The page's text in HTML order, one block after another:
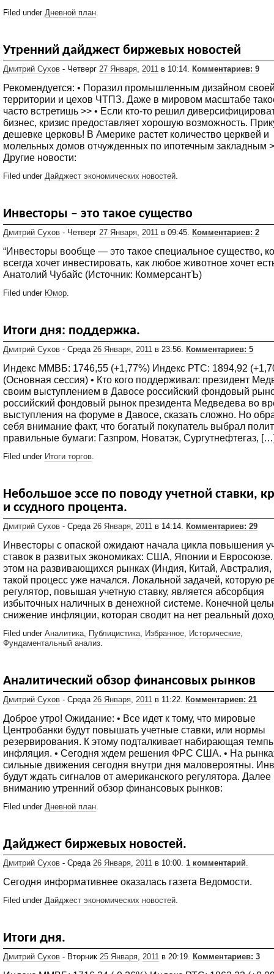
Filed under Дневной план
Утренний дайджест биржевых новостей
Дмитрий Сухов - Четверг 27 Января, 2011 в 10:14. Комментариев: 9
Рекомендуется: • Поразил промышленным дизайном
территории и цехов ЧТПЗ. Даже в мировом масштабе
часто встретишь >> • Если кто-то решил
бизнес, кризис предоставляет хорошую возможность.
дешевке церковь! В Америке растет количество церквей и
молельных домов отчужденных по ипотечным закладным
Другие новости:
Filed under Дайджест экономических новостей
Инвесторы – это такое существо
Дмитрий Сухов - Четверг 27 Января, 2011 в 09:45. Комментариев: 2
“Инвесторы вообще — это такое специальное существо,
всегда хочет инвестировать, как любое животное хочет
Анатолий Чубайс (Источник: КоммерсантЪ)
Filed under Юмор
Итоги дня: поддержка.
Дмитрий Сухов - Среда 26 Января, 2011 в 23:56. Комментариев: 5
Индекс ММВБ: 1746,55 (+1,77%) Индекс РТС: 1894,92
(Основная сессия) • Кто кого поддерживал: президент
своим выступлением в Давосе российский фондовый
российский фондовый рынок президента Медведева во
выступления на форуме в Давосе, сказать сложно. Но
себя внимание факт, что богатый покупатель выбрал
правильные бумаги: Газпром, Новатэк, Сургутнефтегаз,
Filed under Итоги торгов
Небольшое эссе по поводу учетной ставки,
и ссудного процента.
Дмитрий Сухов - Среда 26 Января, 2011 в 14:14. Комментариев: 29
Инвесторы с опаской ожидают начала цикла повышения
ставок в развитых экономиках: США, Японии и
этом на развивающихся рынках (Индия, Китай,
такой процесс уже начался. Локальной задачей, которую
регулятор, повышая учетную ставку, является абсорбция
избыточных наличных в денежной системе. Конечной
снижение инфляции, которая сводит на нет реальный
Filed under Аналитика Публицистика Избранное Исторические
Фундаментальный анализ
Аналитический обзор финансовых рынков
Дмитрий Сухов - Среда 26 Января, 2011 в 11:22. Комментариев: 21
Доброе утро! Ожидание: • Все идет к тому, что мировые
Центробанки будут повышать учетные ставки, или нормы
резервирования. К этому подталкивает набирающая
инфляция. • Сегодня ждем решения ФРС США. • На
сильные движения сегодня внутри дня маловероятны.
будут ждать сигналов от американского регулятора.
вниманию утренний обзор финансовых рынков:
Filed under Дневной план
Дайджест биржевых новостей.
Дмитрий Сухов - Среда 26 Января, 2011 в 10:00. 1 комментарий.
Сегодня информативнее оказалась газета Ведомости.
Filed under Дайджест экономических новостей
Итоги дня.
Дмитрий Сухов - Вторник 25 Января, 2011 в 20:19. Комментариев: 3